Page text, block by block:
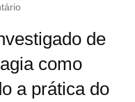
de
como
a prática do